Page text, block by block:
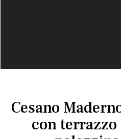
Cesano
con